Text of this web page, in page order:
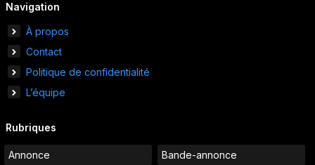
Navigation
À propos
Contact
Politique de confidentialité
L’équipe
Rubriques
Annonce
Bande-annonce